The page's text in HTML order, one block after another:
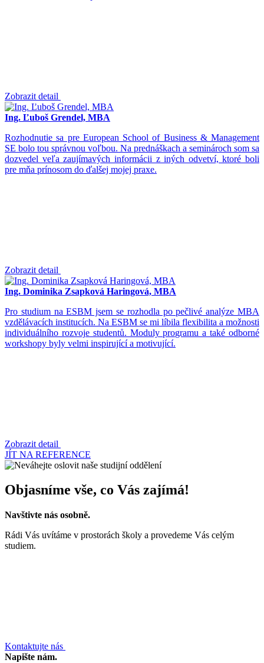
Zobrazit detail
Ing. Ľuboš Grendel, MBA
Rozhodnutie sa pre European School of Business & Management
SE bolo tou správnou voľbou. Na prednáškach a seminároch som sa
dozvedel veľa zaujímavých informácii z iných odvetví, ktoré boli
pre mňa prínosom do ďalšej mojej praxe.
Zobrazit detail
Ing. Dominika Zsapková Haringová, MBA
Pro studium na ESBM jsem se rozhodla po pečlivé analýze MBA
vzdělávacích institucích. Na ESBM se mi líbila flexibilita a možnosti
individuálního rozvoje studentů. Moduly programu a také odborné
workshopy byly velmi inspirující a motivující.
Zobrazit detail
JÍT NA REFERENCE
Objasníme vše, co Vás zajímá!
Navštivte nás osobně.
Rádi Vás uvítáme v prostorách školy a provedeme Vás celým
studiem.
Kontaktujte nás
Napište nám.